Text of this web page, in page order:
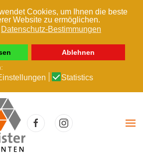
Cookies, um Ihnen die beste
Website zu ermöglichen.
Datenschutz-Bestimmungen
Ablehnen
Statistics